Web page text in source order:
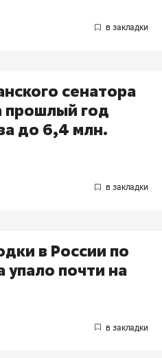
сенатора
прошлый год
до 6,4 млн.
в России по
упало почти на